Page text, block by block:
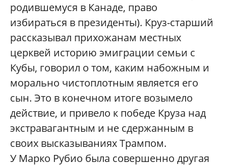
родившемуся в Канаде, право
избираться в президенты). Круз-старший
рассказывал прихожанам местных
церквей историю эмиграции семьи с
Кубы, говорил о том, каким набожным и
морально чистоплотным является его
сын. Это в конечном итоге возымело
действие, и привело к победе Круза над
экстравагантным и не сдержанным в
своих высказываниях Трампом.
У Марко Рубио была совершенно другая